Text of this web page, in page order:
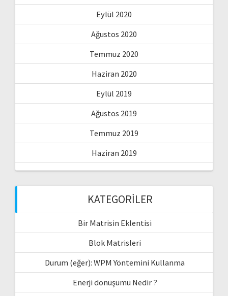
Eylül 2020
Ağustos 2020
Temmuz 2020
Haziran 2020
Eylül 2019
Ağustos 2019
Temmuz 2019
Haziran 2019
KATEGORILER
Bir Matrisin Eklentisi
Blok Matrisleri
Durum (eğer): WPM Yöntemini Kullanma
Enerji dönüşümü Nedir ?